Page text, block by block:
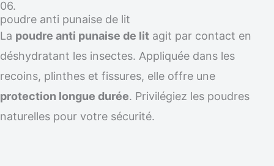
06.
poudre anti punaise de lit
La poudre anti punaise de lit agit par contact en
déshydratant les insectes. Appliquée dans les
recoins, plinthes et fissures, elle offre une
protection longue durée. Privilégiez les poudres
naturelles pour votre sécurité.